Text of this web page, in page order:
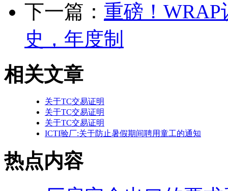
下一篇： 重磅！
史，年度制
相关文章
关于TC交易证明
关于TC交易证明
关于TC交易证明
ICTI验厂:关于防止暑假期间聘用童工的通知
热点内容